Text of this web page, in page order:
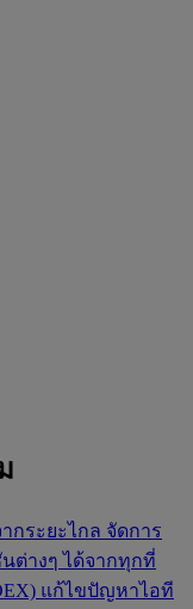
กระยะไกล จัดการ
ต่างๆ ได้จากทุกที่
แก้ไขปัญหาไอที